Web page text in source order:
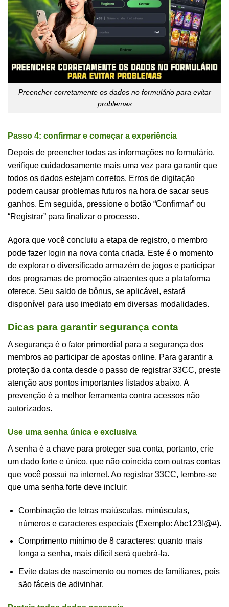
Preencher corretamente os dados no formulário para evitar
problemas
Passo 4: confirmar e começar a experiência
Depois de preencher todas as informações no formulário,
verifique cuidadosamente mais uma vez para garantir que
todos os dados estejam corretos. Erros de digitação
podem causar problemas futuros na hora de sacar seus
ganhos. Em seguida, pressione o botão “Confirmar” ou
“Registrar” para finalizar o processo.
Agora que você concluiu a etapa de registro, o membro
pode fazer login na nova conta criada. Este é o momento
de explorar o diversificado armazém de jogos e participar
dos programas de promoção atraentes que a plataforma
oferece. Seu saldo de bônus, se aplicável, estará
disponível para uso imediato em diversas modalidades.
Dicas para garantir segurança conta
A segurança é o fator primordial para a segurança dos
membros ao participar de apostas online. Para garantir a
proteção da conta desde o passo de registrar 33CC, preste
atenção aos pontos importantes listados abaixo. A
prevenção é a melhor ferramenta contra acessos não
autorizados.
Use uma senha única e exclusiva
A senha é a chave para proteger sua conta, portanto, crie
um dado forte e único, que não coincida com outras contas
que você possui na internet. Ao registrar 33CC, lembre-se
que uma senha forte deve incluir:
Combinação de letras maiúsculas, minúsculas,
números e caracteres especiais (Exemplo: Abc123!@#).
Comprimento mínimo de 8 caracteres: quanto mais
longa a senha, mais difícil será quebrá-la.
Evite datas de nascimento ou nomes de familiares, pois
são fáceis de adivinhar.